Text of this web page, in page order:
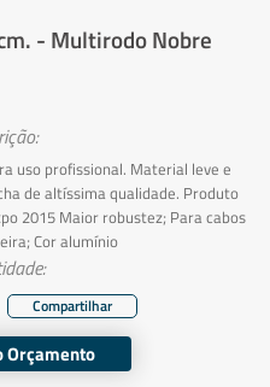
- Multirodo Nobre
uso profissional. Material leve e
de altíssima qualidade. Produto
2015 Maior robustez; Para cabos
Cor alumínio
Orçamento